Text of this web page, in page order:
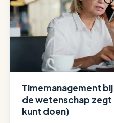
Timemanagement
de wetenschap zegt
kunt doen)